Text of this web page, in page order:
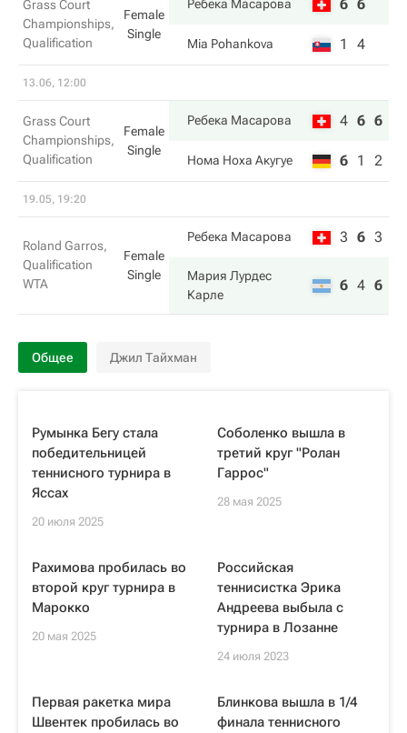
Grass Court
Championships,
Qualification
Female
Single
Ребека Масарова 6 6
Mia Pohankova 1 4
13.06, 12:00
Grass Court
Championships,
Qualification
Female
Single
Ребека Масарова 4 6 6
Нома Ноха Акугуе 6 1 2
19.05, 19:20
Roland Garros,
Qualification
WTA
Female
Single
Ребека Масарова 3 6 3
Мария Лурдес
Карле
6 4 6
Общее Джил Тайхман
Румынка Бегу стала
победительницей
теннисного турнира в
Яссах
20 июля 2025
Соболенко вышла в
третий круг "Ролан
Гаррос"
28 мая 2025
Рахимова пробилась во
второй круг турнира в
Марокко
20 мая 2025
Российская
теннисистка Эрика
Андреева выбыла с
турнира в Лозанне
24 июля 2023
Первая ракетка мира
Швентек пробилась во
Блинкова вышла в 1/4
финала теннисного